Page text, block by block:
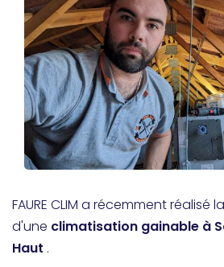
FAURE CLIM a récemment réalisé
d'une climatisation gainable à
Haut .